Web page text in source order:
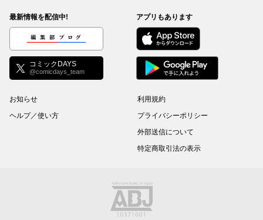
最新情報を配信中!
編集部ブログ
コミックDAYS
@comicdays_team
アプリもあります
お知らせ
ヘルプ／使い方
利用規約
プライバシーポリシー
外部送信について
特定商取引法の表示